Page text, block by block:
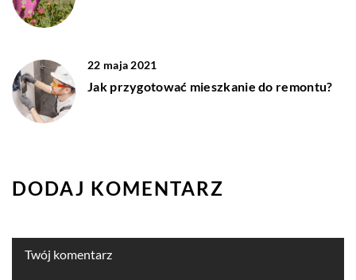
22 maja 2021
Jak przygotować mieszkanie do remontu?
DODAJ KOMENTARZ